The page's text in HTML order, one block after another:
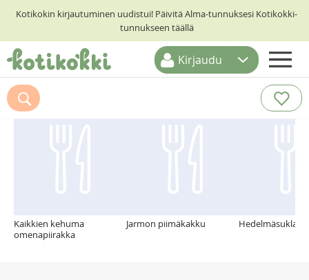
Kotikokin kirjautuminen uudistui! Päivitä Alma-tunnuksesi Kotikokki-
tunnukseen täällä
ETUSIVU
RESEPTIHAKU
Kirjaudu
Suosittelemme myös
Kaikkien kehuma
omenapiirakka
Jarmon piimäkakku Hedelmäsuklaa